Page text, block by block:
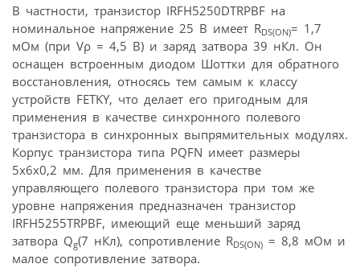
В частности, транзистор IRFH5250DTRPBF на
номинальное напряжение 25 В имеет RDS(ON)= 1,7
мОм (при Vρ = 4,5 В) и заряд затвора 39 нКл. Он
оснащен встроенным диодом Шоттки для обратного
восстановления, относясь тем самым к классу
устройств FETKY, что делает его пригодным для
применения в качестве синхронного полевого
транзистора в синхронных выпрямительных модулях.
Корпус транзистора типа PQFN имеет размеры
5x6x0,2 мм. Для применения в качестве
управляющего полевого транзистора при том же
уровне напряжения предназначен транзистор
IRFH5255TRPBF, имеющий еще меньший заряд
затвора Qg(7 нКл), сопротивление RDS(ON) = 8,8 мОм и
малое сопротивление затвора.